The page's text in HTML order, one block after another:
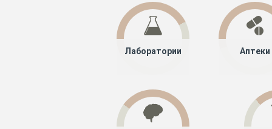
Лаборатории Аптеки